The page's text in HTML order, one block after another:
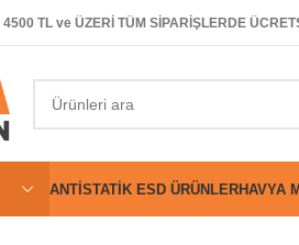
TL ve ÜZERİ TÜM SİPARİŞLERDE
ANTISTATIK ESD ÜRÜNLERHAVYA